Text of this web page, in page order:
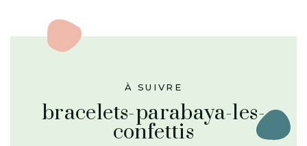
À SUIVRE
bracelets-parabaya-les-
confettis